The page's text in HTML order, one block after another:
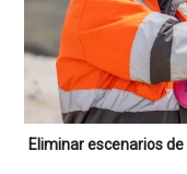
Eliminar escenarios